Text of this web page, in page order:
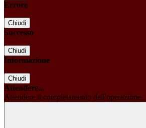
Errore
Chiudi
Successo
Chiudi
Informazione
Chiudi
Attendere...
Attendere il completamento dell'operazione...